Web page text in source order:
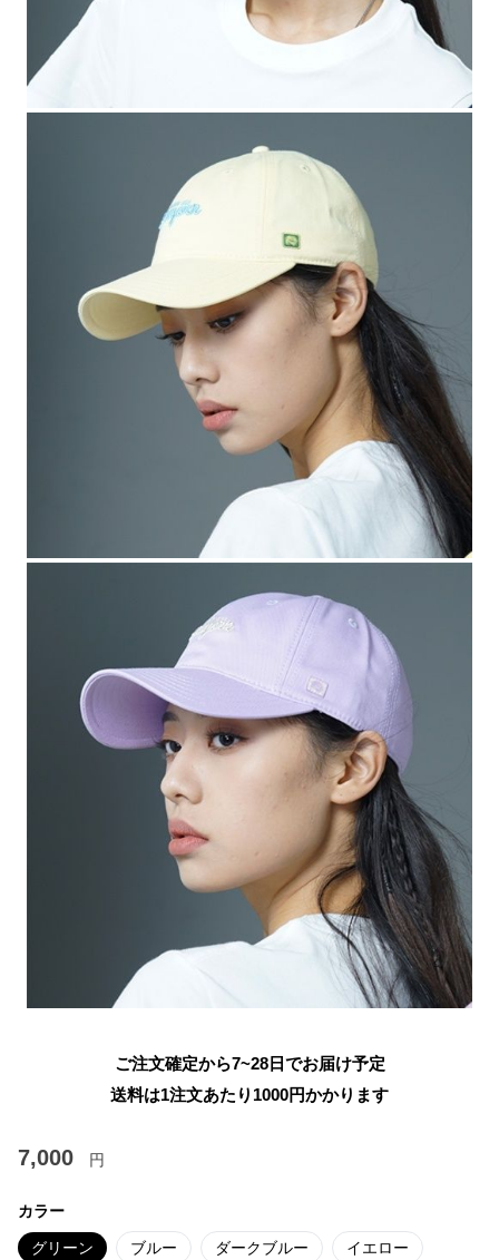
ご注文確定から7~28日でお届け予定
送料は1注文あたり 1000円かかります
7,000 円
カラー
グリーン ブルー ダークブルー イエロー